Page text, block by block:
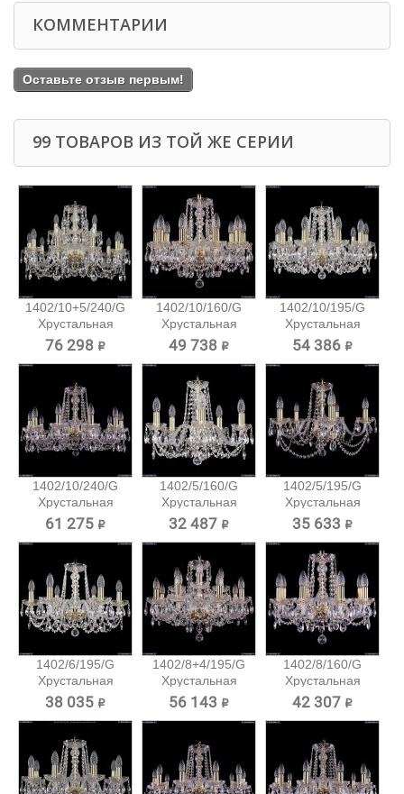
КОММЕНТАРИИ
Оставьте отзыв первым!
99 ТОВАРОВ ИЗ ТОЙ ЖЕ СЕРИИ
1402/10+5/240/G
Хрустальная
подвесная...
76 298 ₽
1402/10/160/G
Хрустальная
подвесная...
49 738 ₽
1402/10/195/G
Хрустальная
подвесная...
54 386 ₽
1402/10/240/G
Хрустальная
подвесная...
61 275 ₽
1402/5/160/G
Хрустальная
подвесная...
32 487 ₽
1402/5/195/G
Хрустальная
подвесная...
35 633 ₽
1402/6/195/G
Хрустальная
подвесная...
38 035 ₽
1402/8+4/195/G
Хрустальная
подвесная...
56 143 ₽
1402/8/160/G
Хрустальная
подвесная...
42 307 ₽